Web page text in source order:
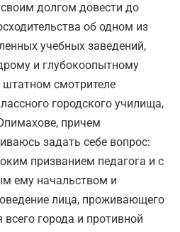
долгом довести до
об одном из
учебных заведений,
и глубокоопытному
смотрителе
городского училища,
причем
задать себе вопрос:
призванием педагога и с
ему начальством и
лица, проживающего
города и противной